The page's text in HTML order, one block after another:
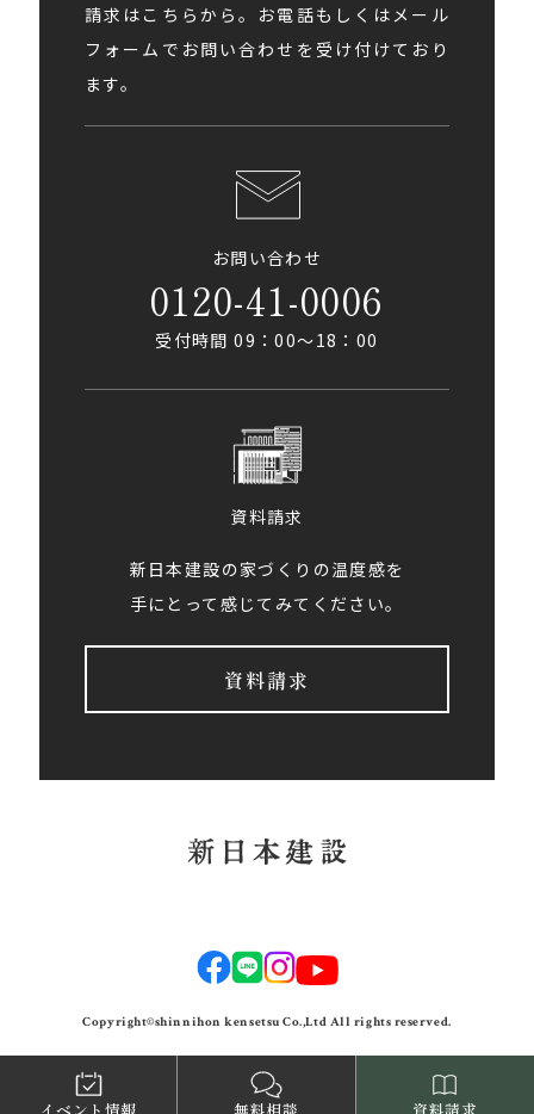
請求はこちらから。お電話もしくはメール
フォームでお問い合わせを受け付けており
ます。
お問い合わせ
0120-41-0006
受付時間 09：00〜18：00
資料請求
新日本建設の家づくりの温度感を
手にとって感じてみてください。
資料請求
Copyright©shinnihon kensetsu Co.,Ltd All rights reserved.